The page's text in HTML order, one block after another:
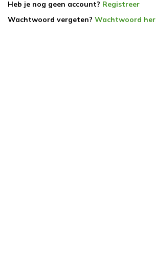
Heb je nog geen account? Registreer
Wachtwoord vergeten? Wachtwoord